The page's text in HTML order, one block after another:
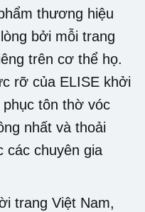
thương hiệu
bởi mỗi trang
trên cơ thể họ.
rỡ của ELISE khởi
tôn thờ vóc
nhất và thoải
các chuyên gia
trang Việt Nam,